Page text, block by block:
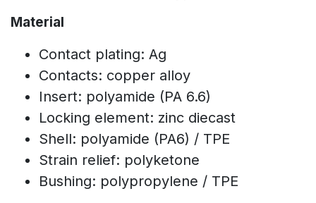
Material
Contact plating: Ag
Contacts: copper alloy
Insert: polyamide (PA 6.6)
Locking element: zinc diecast
Shell: polyamide (PA6) / TPE
Strain relief: polyketone
Bushing: polypropylene / TPE